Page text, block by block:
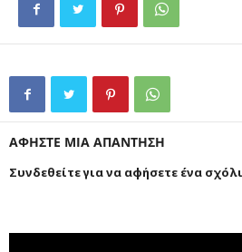
ΑΦΗΣΤΕ ΜΙΑ ΑΠΑΝΤΗΣΗ
Συνδεθείτε για να αφήσετε ένα